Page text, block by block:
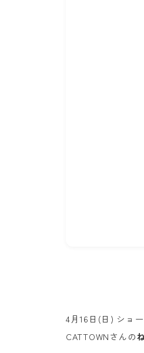
4月16日(日) ショ
CATTOWNさんの